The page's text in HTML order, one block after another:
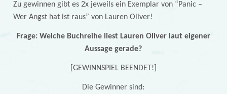
Zu gewinnen gibt es 2x jeweils ein Exemplar von “Panic –
Wer Angst hat ist raus” von Lauren Oliver!
Frage: Welche Buchreihe liest Lauren Oliver laut eigener
Aussage gerade?
[GEWINNSPIEL BEENDET!]
Die Gewinner sind: